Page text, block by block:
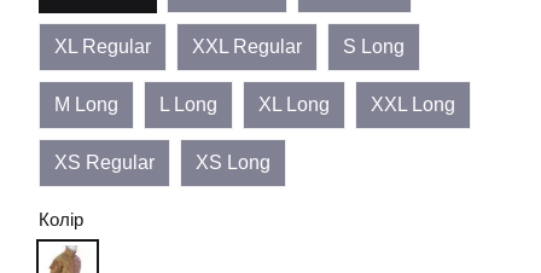
XL Regular XXL Regular S Long
M Long L Long XL Long XXL Long
XS Regular XS Long
Колір